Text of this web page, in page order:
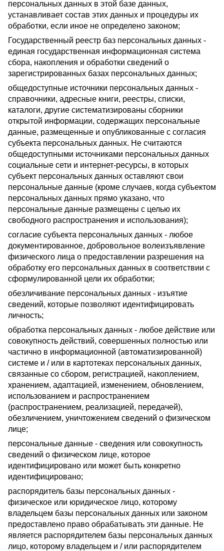
персональных данных в этой базе данных,
устанавливает состав этих данных и процедуры их
обработки, если иное не определено законом;
Государственный реестр баз персональных данных -
единая государственная информационная система
сбора, накопления и обработки сведений о
зарегистрированных базах персональных данных;
общедоступные источники персональных данных -
справочники, адресные книги, реестры, списки,
каталоги, другие систематизированы сборники
открытой информации, содержащих персональные
данные, размещенные и опубликованные с согласия
субъекта персональных данных. Не считаются
общедоступными источниками персональных данных
социальные сети и интернет-ресурсы, в которых
субъект персональных данных оставляют свои
персональные данные (кроме случаев, когда субъектом
персональных данных прямо указано, что
персональные данные размещены с целью их
свободного распространения и использования);
согласие субъекта персональных данных - любое
документированное, добровольное волеизъявление
физического лица о предоставлении разрешения на
обработку его персональных данных в соответствии с
сформулированной цели их обработки;
обезличивание персональных данных - изъятие
сведений, которые позволяют идентифицировать
личность;
обработка персональных данных - любое действие или
совокупность действий, совершенных полностью или
частично в информационной (автоматизированной)
системе и / или в картотеках персональных данных,
связанные со сбором, регистрацией, накоплением,
хранением, адаптацией, изменением, обновлением,
использованием и распространением
(распространением, реализацией, передачей),
обезличением, уничтожением сведений о физическом
лице;
персональные данные - сведения или совокупность
сведений о физическом лице, которое
идентифицировано или может быть конкретно
идентифицировано;
распорядитель базы персональных данных -
физическое или юридическое лицо, которому
владельцем базы персональных данных или законом
предоставлено право обрабатывать эти данные. Не
является распорядителем базы персональных данных
лицо, которому владельцем и / или распорядителем